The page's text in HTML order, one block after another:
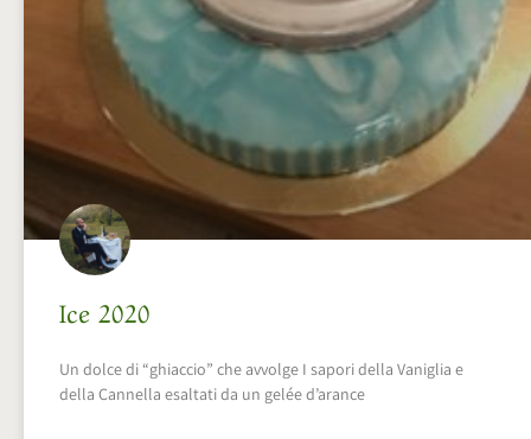
Ice 2020
Un dolce di “ghiaccio” che avvolge I sapori della Vaniglia e
della Cannella esaltati da un gelée d’arance